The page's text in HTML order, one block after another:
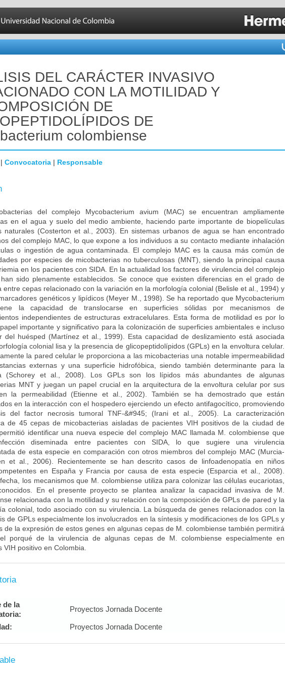
DEL CARÁCTER INVASIVO
CON LA MOTILIDAD Y
DE
DE
colombiense
| Convocatoria | Responsable
del complejo Mycobacterium avium (MAC) se encuentran ampliamente
en el agua y suelo del medio ambiente, haciendo parte importante de biopelículas
naturales (Costerton et al., 2003). En sistemas urbanos de agua se han encontrado
del complejo MAC, lo que expone a los individuos a su contacto mediante inhalación
o ingestión de agua contaminada. El complejo MAC es la causa más común de
por especies de micobacterias no tuberculosas (MNT), siendo la principal causa
en los pacientes con SIDA. En la actualidad los factores de virulencia del complejo
sido plenamente establecidos. Se conoce que existen diferencias en el grado de
entre cepas relacionado con la variación en la morfología colonial (Belisle et al., 1994) y
genéticos y lipídicos (Meyer M., 1998). Se ha reportado que Mycobacterium
la capacidad de translocarse en superficies sólidas por mecanismos de
independientes de estructuras extracelulares. Esta forma de motilidad es por lo
importante y significativo para la colonización de superficies ambientales e incluso
del huésped (Martínez et al., 1999). Esta capacidad de deslizamiento está asociada
colonial lisa y la presencia de glicopeptidolípidos (GPLs) en la envoltura celular.
la pared celular le proporciona a las micobacterias una notable impermeabilidad
externas y una superficie hidrofóbica, siendo también determinante para la
(Schorey et al., 2008). Los GPLs son los lípidos más abundantes de algunas
MNT y juegan un papel crucial en la arquitectura de la envoltura celular por sus
la permeabilidad (Etienne et al., 2002). También se ha demostrado que están
en la interacción con el hospedero ejerciendo un efecto antifagocítico, promoviendo
del factor necrosis tumoral TNF-&#945; (Irani et al., 2005). La caracterización
de 45 cepas de micobacterias aisladas de pacientes VIH positivos de la ciudad de
identificar una nueva especie del complejo MAC llamada M. colombiense que
diseminada entre pacientes con SIDA, lo que sugiere una virulencia
de esta especie en comparación con otros miembros del complejo MAC (Murcia-
et al., 2006). Recientemente se han descrito casos de linfoadenopatía en niños
en España y Francia por causa de esta especie (Esparcia et al., 2008).
los mecanismos que M. colombiense utiliza para colonizar las células eucariotas,
En el presente proyecto se plantea analizar la capacidad invasiva de M.
relacionada con la motilidad y su relación con la composición de GPLs de pared y la
colonial, todo asociado con su virulencia. La búsqueda de genes relacionados con la
de GPLs especialmente los involucrados en la síntesis y modificaciones de los GPLs y
de la expresión de estos genes en algunas cepas de M. colombiense también permitirá
porqué de la virulencia de algunas cepas de M. colombiense especialmente en
VIH positivo en Colombia.
de la
Proyectos Jornada Docente
Proyectos Jornada Docente